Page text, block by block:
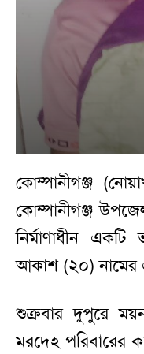
কোম্পানীগঞ্জ
কোম্পানীগঞ্জ
নির্মাণাধীন
আকাশ (২০) নামের
শুক্রবার দুপুরে
মরদেহ পরিবারের